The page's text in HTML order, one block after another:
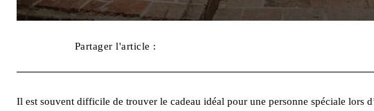
Partager l'article :
Il est souvent difficile de trouver le cadeau idéal pour une personne spéciale lors